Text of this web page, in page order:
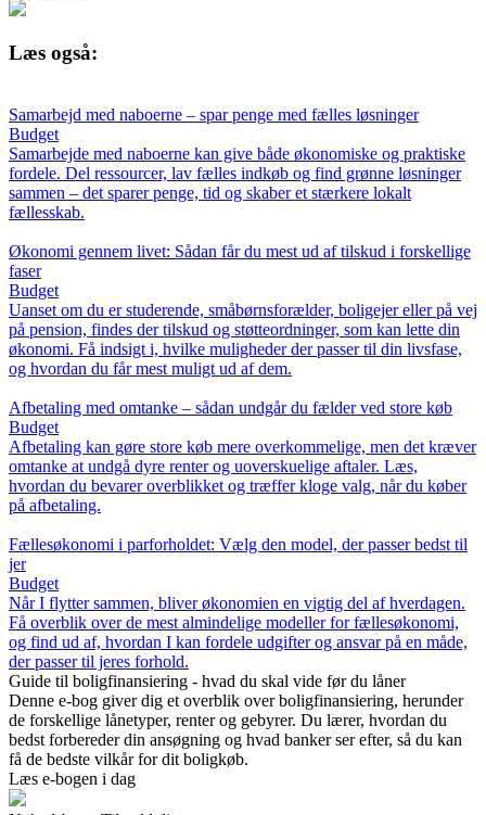
Læs også:
Samarbejd med naboerne – spar penge med fælles løsninger
Budget
Samarbejde med naboerne kan give både økonomiske og praktiske
fordele. Del ressourcer, lav fælles indkøb og find grønne løsninger
sammen – det sparer penge, tid og skaber et stærkere lokalt
fællesskab.
Økonomi gennem livet: Sådan får du mest ud af tilskud i forskellige
faser
Budget
Uanset om du er studerende, småbørnsforælder, boligejer eller på vej
på pension, findes der tilskud og støtteordninger, som kan lette din
økonomi. Få indsigt i, hvilke muligheder der passer til din livsfase,
og hvordan du får mest muligt ud af dem.
Afbetaling med omtanke – sådan undgår du fælder ved store køb
Budget
Afbetaling kan gøre store køb mere overkommelige, men det kræver
omtanke at undgå dyre renter og uoverskuelige aftaler. Læs,
hvordan du bevarer overblikket og træffer kloge valg, når du køber
på afbetaling.
Fællesøkonomi i parforholdet: Vælg den model, der passer bedst til
jer
Budget
Når I flytter sammen, bliver økonomien en vigtig del af hverdagen.
Få overblik over de mest almindelige modeller for fællesøkonomi,
og find ud af, hvordan I kan fordele udgifter og ansvar på en måde,
der passer til jeres forhold.
Guide til boligfinansiering - hvad du skal vide før du låner
Denne e-bog giver dig et overblik over boligfinansiering, herunder
de forskellige lånetyper, renter og gebyrer. Du lærer, hvordan du
bedst forbereder din ansøgning og hvad banker ser efter, så du kan
få de bedste vilkår for dit boligkøb.
Læs e-bogen i dag